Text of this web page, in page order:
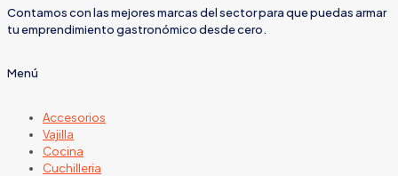
Contamos con las mejores marcas del sector para que puedas armar
tu emprendimiento gastronómico desde cero.
Menú
Accesorios
Vajilla
Cocina
Cuchilleria